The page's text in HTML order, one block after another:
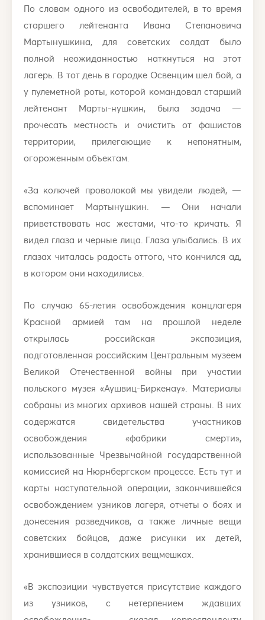
По словам одного из освободителей, в то время
старшего лейтенанта Ивана Степановича
Мартынушкина, для советских солдат было
полной неожиданностью наткнуться на этот
лагерь. В тот день в городке Освенцим шел бой, а
у пулеметной роты, которой командовал старший
лейтенант Марты-нушкин, была задача —
прочесать местность и очистить от фашистов
территории, прилегающие к непонятным,
огороженным объектам.
«За колючей проволокой мы увидели людей, —
вспоминает Мартынушкин. — Они начали
приветствовать нас жестами, что-то кричать. Я
видел глаза и черные лица. Глаза улыбались. В их
глазах читалась радость оттого, что кончился ад,
в котором они находились».
По случаю 65-летия освобождения концлагеря
Красной армией там на прошлой неделе
открылась российская экспозиция,
подготовленная российским Центральным музеем
Великой Отечественной войны при участии
польского музея «Аушвиц-Биркенау». Материалы
собраны из многих архивов нашей страны. В них
содержатся свидетельства участников
освобождения «фабрики смерти»,
использованные Чрезвычайной государственной
комиссией на Нюрнбергском процессе. Есть тут и
карты наступательной операции, закончившейся
освобождением узников лагеря, отчеты о боях и
донесения разведчиков, а также личные вещи
советских бойцов, даже рисунки их детей,
хранившиеся в солдатских вещмешках.
«В экспозиции чувствуется присутствие каждого
из узников, с нетерпением ждавших